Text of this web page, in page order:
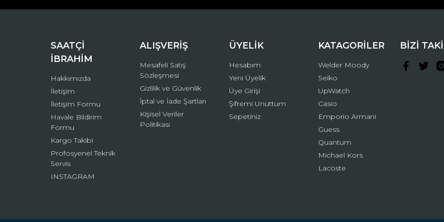
Bu ürüne benzer farklı alternatifler olmalı.
Gönder
SAATÇİ
İBRAHİM
Hakkımızda
İletişim
İletişim Formu
Havale Bildirim
Formu
Kargo Takibi
Profosyenel Teknik
Servis
INSTAGRAM
ALIŞVERİŞ
Mesafeli Satış
Sözleşmesi
Gizlilik ve Güvenlik
İptal ve İade Şartları
Kişisel Veriler
Politikası
ÜYELİK
Hesabım
Yeni Üyelik
Üye Girişi
Şifremi Unuttum
Sepetiniz
KATAGORİLER
Welder Moody
Seiko
UpWatch
Casio
Emporio Armani
Guess
Quantum
Michael Kors
Lacoste
BİZİ